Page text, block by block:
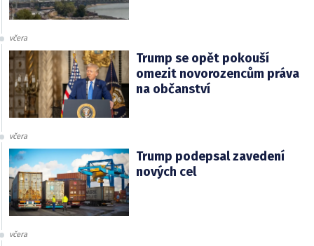
včera
Trump se opět pokouší
omezit novorozencům práva
na občanství
včera
Trump podepsal zavedení
nových cel
včera